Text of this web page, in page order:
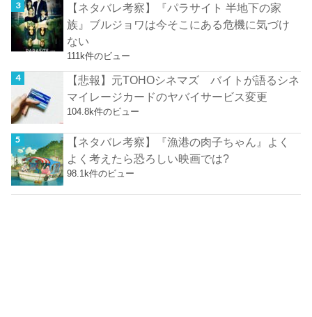
【ネタバレ考察】『パラサイト 半地下の家
族』ブルジョワは今そこにある危機に気づけ
ない
111k件のビュー
【悲報】元TOHOシネマズ バイトが語るシネ
マイレージカードのヤバイサービス変更
104.8k件のビュー
【ネタバレ考察】『漁港の肉子ちゃん』よく
よく考えたら恐ろしい映画では?
98.1k件のビュー